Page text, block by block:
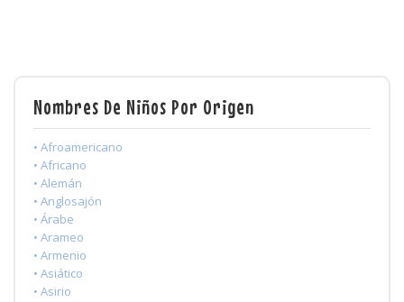
Nombres De Niños Por Origen
• Afroamericano
• Africano
• Alemán
• Anglosajón
• Árabe
• Arameo
• Armenio
• Asiático
• Asirio